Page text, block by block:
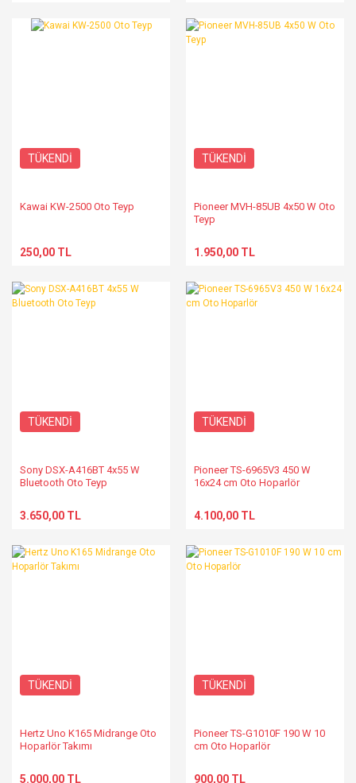
TÜKENDİ
Kawai KW-2500 Oto Teyp
250,00 TL
TÜKENDİ
Pioneer MVH-85UB 4x50 W Oto
Teyp
1.950,00 TL
TÜKENDİ
Sony DSX-A416BT 4x55 W
Bluetooth Oto Teyp
3.650,00 TL
TÜKENDİ
Pioneer TS-6965V3 450 W
16x24 cm Oto Hoparlör
4.100,00 TL
TÜKENDİ
Hertz Uno K165 Midrange Oto
Hoparlör Takımı
5.000,00 TL
TÜKENDİ
Pioneer TS-G1010F 190 W 10
cm Oto Hoparlör
900,00 TL